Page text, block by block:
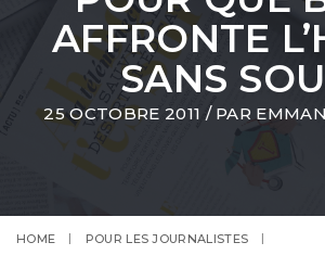
AFFRONTE
SANS
25 OCTOBRE 2011 / PAR
HOME
POUR LES JOURNALISTES